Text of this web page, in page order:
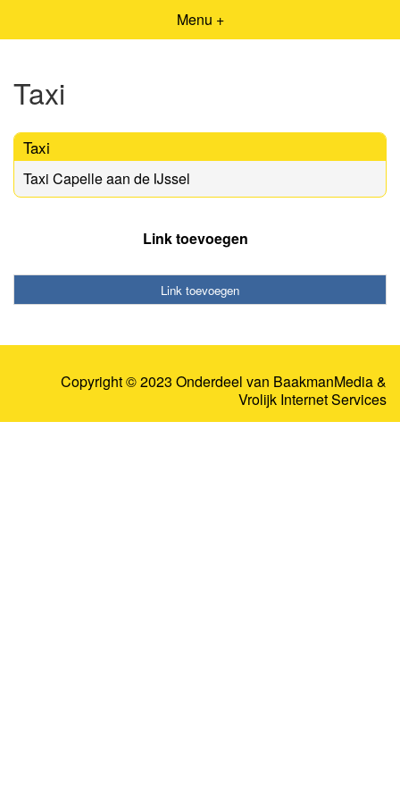
Menu +
Taxi
Taxi
Taxi Capelle aan de IJssel
Link toevoegen
Link toevoegen
Copyright © 2023 Onderdeel van BaakmanMedia&
Vrolijk Internet Services